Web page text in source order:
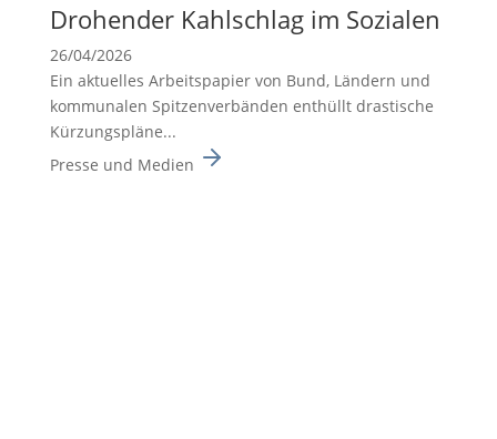
Drohender Kahlschlag im Sozialen
26/04/2026
Ein aktuelles Arbeits­pa­pier von Bund, Ländern und
kommu­nalen Spitzen­ver­bänden enthüllt drasti­sche
Kürzungs­pläne...
Presse und Medien